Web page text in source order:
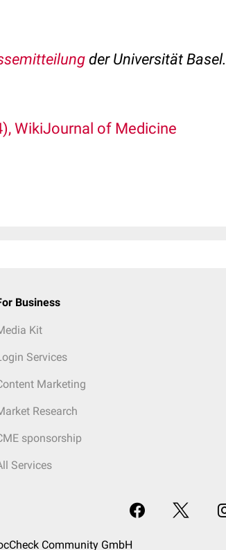
der Universität Basel.
WikiJournal of Medicine
Business
Kit
Services
Marketing
Research
sponsorship
Services
Community GmbH